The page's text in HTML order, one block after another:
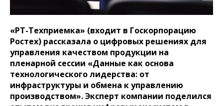
«РТ-Техприемка» (входит в Госкорпорацию
Ростех) рассказала о цифровых решениях для
управления качеством продукции на
пленарной сессии «Данные как основа
технологического лидерства: от
инфраструктуры и обмена к управлению
производством». Эксперт компании поделился